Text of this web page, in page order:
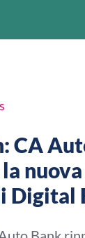
CA
Digital